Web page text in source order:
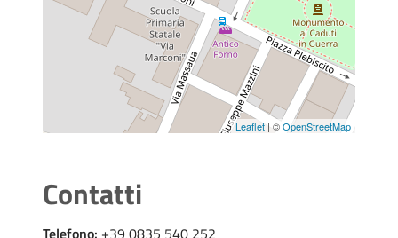
Leaflet | ©OpenStreetMap
Contatti
Telefono: +39 0835 540 252